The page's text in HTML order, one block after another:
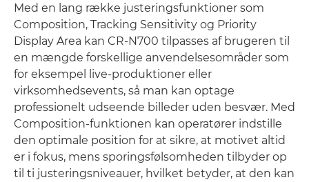
Med en lang række justeringsfunktioner som
Composition, Tracking Sensitivity og Priority
Display Area kan CR-N700 tilpasses af brugeren til
en mængde forskellige anvendelsesområder som
for eksempel live-produktioner eller
virksomhedsevents, så man kan optage
professionelt udseende billeder uden besvær. Med
Composition-funktionen kan operatører indstille
den optimale position for at sikre, at motivet altid
er i fokus, mens sporingsfølsomheden tilbyder op
til ti justeringsniveauer, hvilket betyder, at den kan